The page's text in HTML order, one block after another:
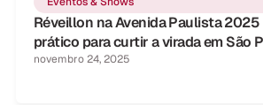
Réveillon na Avenida Paulista
prático para curtir a virada em São
novembro 24, 2025